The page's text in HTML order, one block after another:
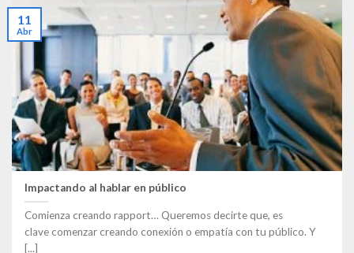
Impactando al hablar en público
Comienza creando rapport… Queremos decirte que, es
clave comenzar creando conexión o empatía con tu público. Y
[...]
11
Abr